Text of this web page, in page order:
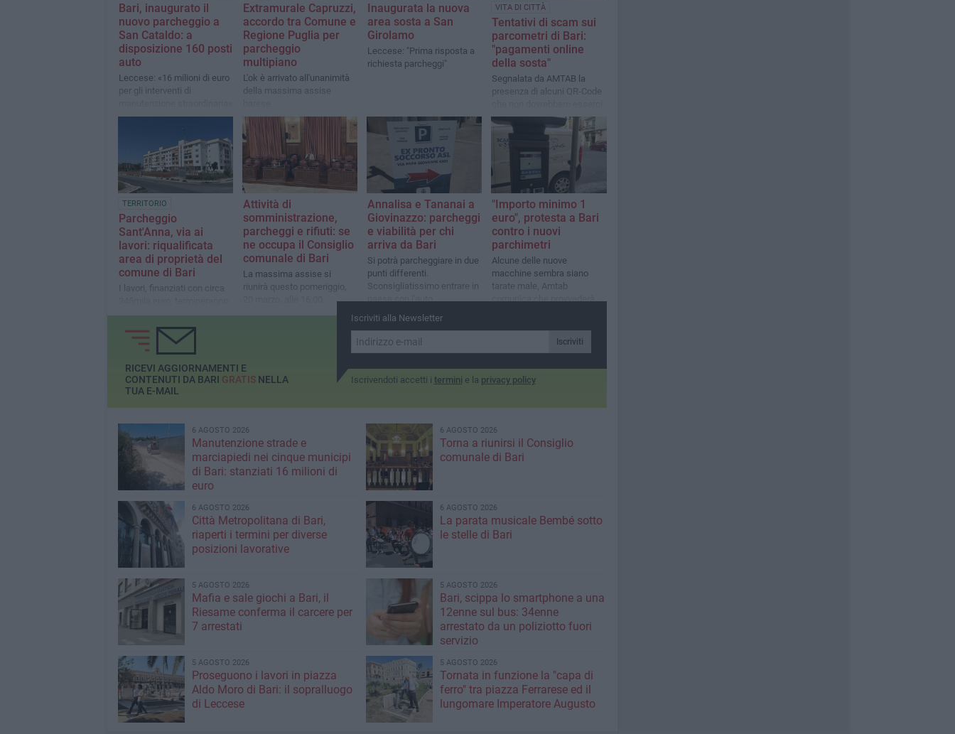
Bari, inaugurato il
nuovo parcheggio a
San Cataldo: a
disposizione 160 posti
auto
Leccese: «16 milioni di euro
per gli interventi di
Extramurale Capruzzi,
accordo tra Comune e
Regione Puglia per
parcheggio
multipiano
L'ok è arrivato all'unanimità
della massima assise
Inaugurata la nuova
area sosta a San
Girolamo
Leccese: "Prima risposta a
richiesta parcheggi"
VITA DI CITTÀ
Tentativi di scam sui
parcometri di Bari:
"pagamenti online
della sosta"
Segnalata da AMTAB la
presenza di alcuni QR-Code
TERRITORIO
Parcheggio
Sant'Anna, via ai
lavori: riqualificata
area di proprietà del
comune di Bari
I lavori, finanziati con circa
entro dicembre 2025
Attività di
somministrazione,
parcheggi e rifiuti: se
ne occupa il Consiglio
comunale di Bari
La massima assise si
riunirà questo pomeriggio,
Annalisa e Tananai a
Giovinazzo: parcheggi
e viabilità per chi
arriva da Bari
Si potrà parcheggiare in due
punti differenti.
Sconsigliatissimo entrare in
"Importo minimo 1
euro", protesta a Bari
contro i nuovi
parchimetri
Alcune delle nuove
macchine sembra siano
tarate male, Amtab
Iscriviti alla Newsletter
Iscriviti
Iscrivendoti accetti i termini e la privacy policy
RICEVI AGGIORNAMENTI E
CONTENUTI DA BARI GRATISNELLA
TUA E-MAIL
6 AGOSTO 2026
Manutenzione strade e
marciapiedi nei cinque municipi
di Bari: stanziati 16 milioni di
euro
6 AGOSTO 2026
Torna a riunirsi il Consiglio
comunale di Bari
6 AGOSTO 2026
Città Metropolitana di Bari,
riaperti i termini per diverse
posizioni lavorative
6 AGOSTO 2026
La parata musicale Bembé sotto
le stelle di Bari
5 AGOSTO 2026
Mafia e sale giochi a Bari, il
Riesame conferma il carcere per
7 arrestati
5 AGOSTO 2026
Bari, scippa lo smartphone a una
12enne sul bus: 34enne
arrestato da un poliziotto fuori
servizio
5 AGOSTO 2026
Proseguono i lavori in piazza
Aldo Moro di Bari: il sopralluogo
di Leccese
5 AGOSTO 2026
Tornata in funzione la "capa di
ferro" tra piazza Ferrarese ed il
lungomare Imperatore Augusto